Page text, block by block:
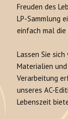
Freuden des
LP-Sammlung
einfach mal
Lassen Sie
Materialien
Verarbeitung
unseres AC-
Lebenszeit